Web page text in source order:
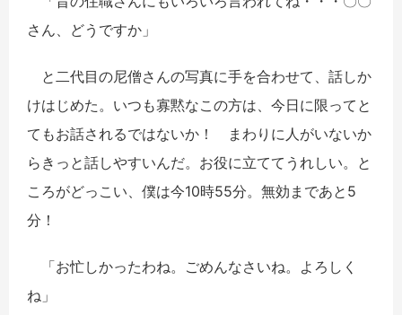
さん、どうですか」
と二代目の尼僧さんの写真に手を合わせて、話しか
けはじめた。いつも寡黙なこの方は、今日に限ってと
てもお話されるではないか！ まわりに人がいないか
らきっと話しやすいんだ。お役に立ててうれしい。と
ころがどっこい、僕は今10時55分。無効まであと5
分！
「お忙しかったわね。ごめんなさいね。よろしく
ね」